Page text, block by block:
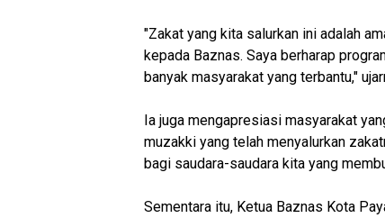
"Zakat yang kita salurkan ini adalah
kepada Baznas. Saya berharap
banyak masyarakat yang terbantu,"
Ia juga mengapresiasi masyarakat
muzakki yang telah menyalurkan
bagi saudara-saudara kita yang
Sementara itu, Ketua Baznas Kota